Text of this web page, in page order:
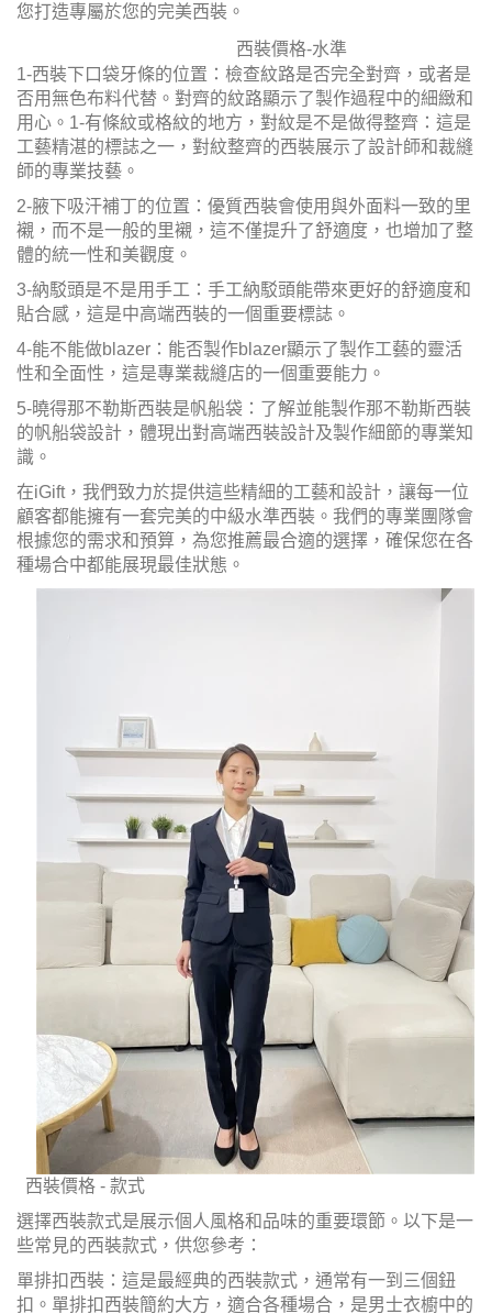
您打造專屬於您的完美西裝。
西裝價格-水準
1-西裝下口袋牙條的位置：檢查紋路是否完全對齊，或者是
否用無色布料代替。對齊的紋路顯示了製作過程中的細緻和
用心。1-有條紋或格紋的地方，對紋是不是做得整齊：這是
工藝精湛的標誌之一，對紋整齊的西裝展示了設計師和裁縫
師的專業技藝。
2-腋下吸汗補丁的位置：優質西裝會使用與外面料一致的里
襯，而不是一般的里襯，這不僅提升了舒適度，也增加了整
體的統一性和美觀度。
3-納駁頭是不是用手工：手工納駁頭能帶來更好的舒適度和
貼合感，這是中高端西裝的一個重要標誌。
4-能不能做blazer：能否製作blazer顯示了製作工藝的靈活
性和全面性，這是專業裁縫店的一個重要能力。
5-曉得那不勒斯西裝是帆船袋：了解並能製作那不勒斯西裝
的帆船袋設計，體現出對高端西裝設計及製作細節的專業知
識。
在iGift，我們致力於提供這些精細的工藝和設計，讓每一位
顧客都能擁有一套完美的中級水準西裝。我們的專業團隊會
根據您的需求和預算，為您推薦最合適的選擇，確保您在各
種場合中都能展現最佳狀態。
西裝價格 - 款式
選擇西裝款式是展示個人風格和品味的重要環節。以下是一
些常見的西裝款式，供您參考：
單排扣西裝：這是最經典的西裝款式，通常有一到三個鈕
扣。單排扣西裝簡約大方，適合各種場合，是男士衣櫥中的